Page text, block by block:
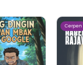
Cerpen